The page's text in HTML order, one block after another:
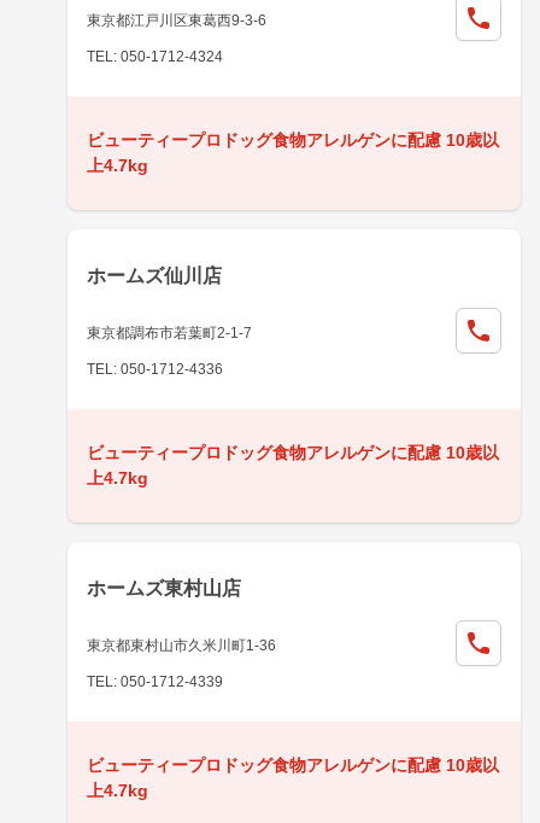
東京都江戸川区東葛西9-3-6
TEL: 050-1712-4324
ビューティープロドッグ食物アレルゲンに配慮 10歳以
上4.7kg
ホームズ仙川店
東京都調布市若葉町2-1-7
TEL: 050-1712-4336
ビューティープロドッグ食物アレルゲンに配慮 10歳以
上4.7kg
ホームズ東村山店
東京都東村山市久米川町1-36
TEL: 050-1712-4339
ビューティープロドッグ食物アレルゲンに配慮 10歳以
上4.7kg